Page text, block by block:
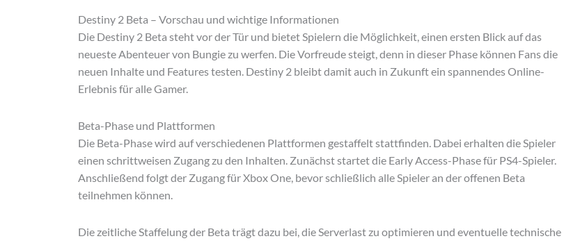
Destiny 2 Beta – Vorschau und wichtige Informationen
Die Destiny 2 Beta steht vor der Tür und bietet Spielern die Möglichkeit, einen ersten Blick auf das
neueste Abenteuer von Bungie zu werfen. Die Vorfreude steigt, denn in dieser Phase können Fans die
neuen Inhalte und Features testen. Destiny 2 bleibt damit auch in Zukunft ein spannendes Online-
Erlebnis für alle Gamer.
Beta-Phase und Plattformen
Die Beta-Phase wird auf verschiedenen Plattformen gestaffelt stattfinden. Dabei erhalten die Spieler
einen schrittweisen Zugang zu den Inhalten. Zunächst startet die Early Access-Phase für PS4-Spieler.
Anschließend folgt der Zugang für Xbox One, bevor schließlich alle Spieler an der offenen Beta
teilnehmen können.
Die zeitliche Staffelung der Beta trägt dazu bei, die Serverlast zu optimieren und eventuelle technische